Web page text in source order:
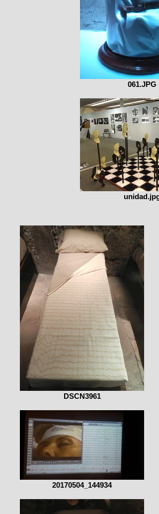
061.JPG
unidad.jpg
DSCN3961
20170504_144934